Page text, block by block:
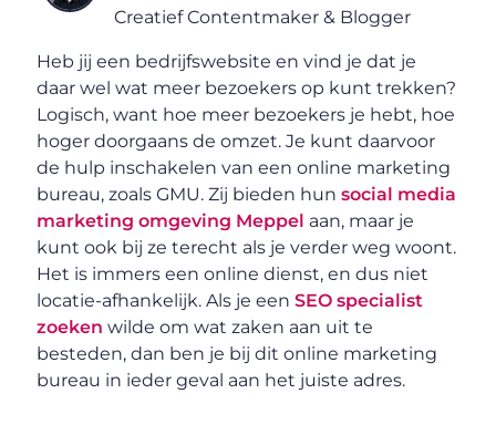
Creatief Contentmaker & Blogger
Heb jij een bedrijfswebsite en vind je dat je
daar wel wat meer bezoekers op kunt trekken?
Logisch, want hoe meer bezoekers je hebt, hoe
hoger doorgaans de omzet. Je kunt daarvoor
de hulp inschakelen van een online marketing
bureau, zoals GMU. Zij bieden hunsocial media
marketing omgeving Meppel aan, maar je
kunt ook bij ze terecht als je verder weg woont.
Het is immers een online dienst, en dus niet
locatie-afhankelijk. Als je eenSEO specialist
zoeken wilde om wat zaken aan uit te
besteden, dan ben je bij dit online marketing
bureau in ieder geval aan het juiste adres.